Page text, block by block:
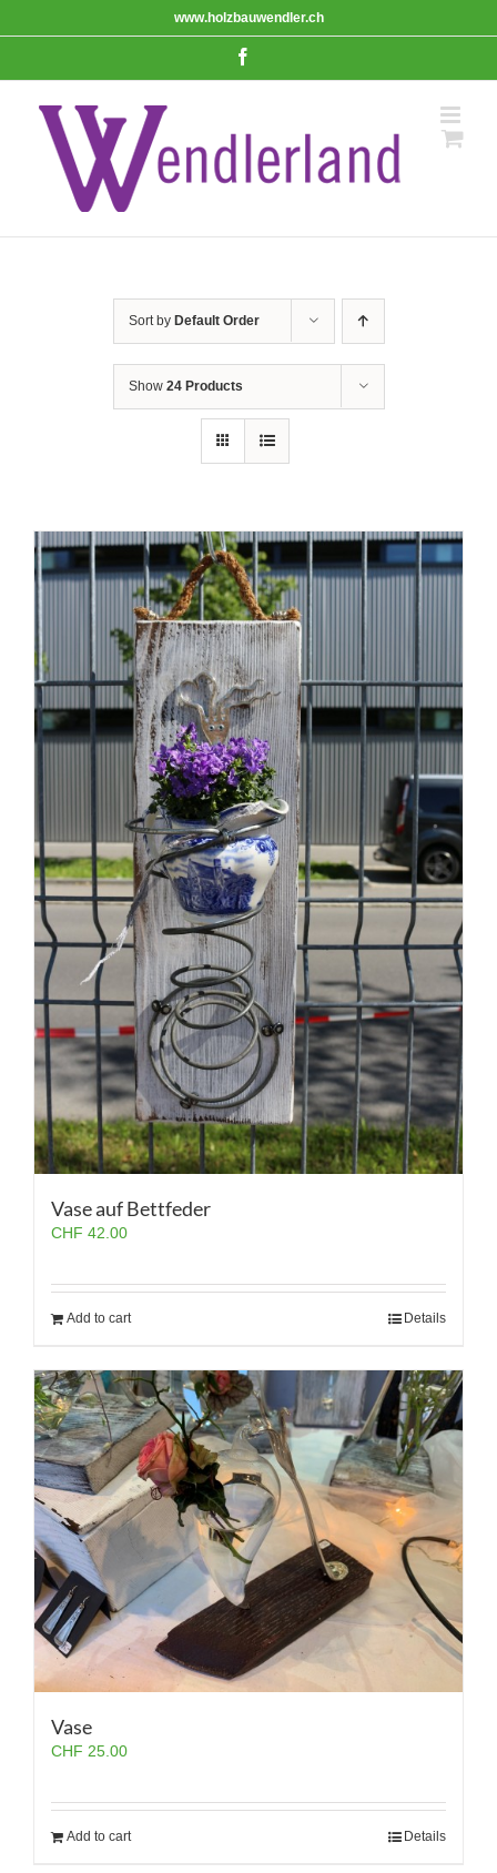
to
www.holzbauwendler.ch
Sort by Default Order
Show 24 Products
Vase auf Bettfeder
CHF 42.00
Add to cart Details
Vase
CHF 25.00
Add to cart Details